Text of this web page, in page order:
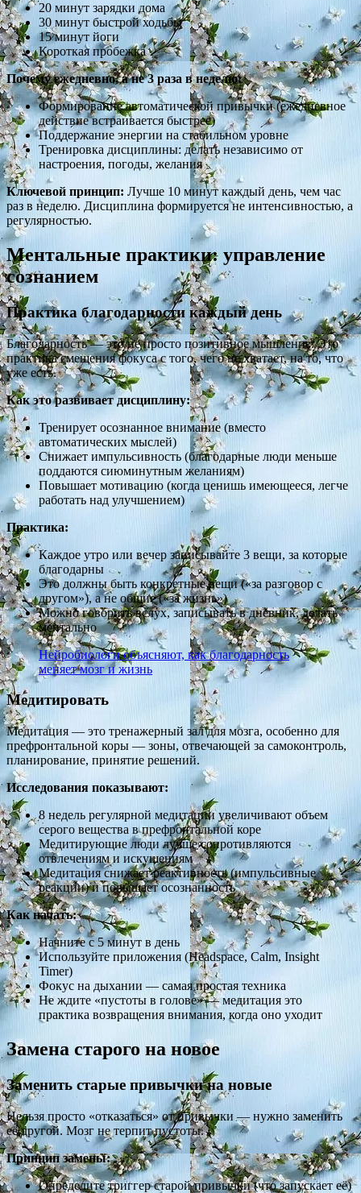
20 минут зарядки дома
30 минут быстрой ходьбы
15 минут йоги
Короткая пробежка
Почему ежедневно, а не 3 раза в неделю:
Формирование автоматической привычки (ежедневное
действие встраивается быстрее)
Поддержание энергии на стабильном уровне
Тренировка дисциплины: делать независимо от
настроения, погоды, желания
Ключевой принцип: Лучше 10 минут каждый день, чем час
раз в неделю. Дисциплина формируется не интенсивностью, а
регулярностью.
Ментальные практики: управление
сознанием
Практика благодарности каждый день
Благодарность — это не просто позитивное мышление. Это
практика смещения фокуса с того, чего не хватает, на то, что
уже есть.
Как это развивает дисциплину:
Тренирует осознанное внимание (вместо
автоматических мыслей)
Снижает импульсивность (благодарные люди меньше
поддаются сиюминутным желаниям)
Повышает мотивацию (когда ценишь имеющееся, легче
работать над улучшением)
Практика:
Каждое утро или вечер записывайте 3 вещи, за которые
благодарны
Это должны быть конкретные вещи («за разговор с
другом»), а не общие («за жизнь»)
Можно говорить вслух, записывать в дневник, делать
ментально
Нейробиологи объясняют, как благодарность
меняет мозг и жизнь
Медитировать
Медитация — это тренажерный зал для мозга, особенно для
префронтальной коры — зоны, отвечающей за самоконтроль,
планирование, принятие решений.
Исследования показывают:
8 недель регулярной медитации увеличивают объем
серого вещества в префронтальной коре
Медитирующие люди лучше сопротивляются
отвлечениям и искушениям
Медитация снижает реактивность (импульсивные
реакции) и повышает осознанность
Как начать:
Начните с 5 минут в день
Используйте приложения (Headspace, Calm, Insight
Timer)
Фокус на дыхании — самая простая техника
Не ждите «пустоты в голове» — медитация это
практика возвращения внимания, когда оно уходит
Замена старого на новое
Заменить старые привычки на новые
Нельзя просто «отказаться» от привычки — нужно заменить
её другой. Мозг не терпит пустоты.
Принцип замены:
Определите триггер старой привычки (что запускает её)